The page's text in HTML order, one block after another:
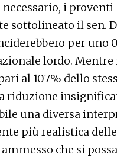
necessario, i
sottolineato il sen.
per uno
lordo. Mentre
al 107% dello
riduzione
una diversa
più realistica
che si